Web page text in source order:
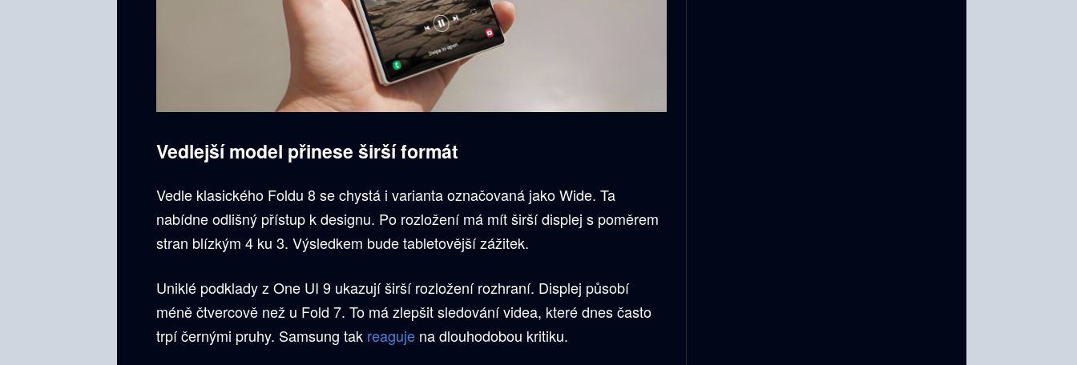
Vedlejší model přinese širší formát
Vedle klasického Foldu 8 se chystá i varianta označovaná jako Wide. Ta
nabídne odlišný přístup k designu. Po rozložení má mít širší displej s poměrem
stran blízkým 4 ku 3. Výsledkem bude tabletovější zážitek.
Uniklé podklady z One UI 9 ukazují širší rozložení rozhraní. Displej působí
méně čtvercově než u Fold 7. To má zlepšit sledování videa, které dnes často
trpí černými pruhy. Samsung tak reaguje na dlouhodobou kritiku.